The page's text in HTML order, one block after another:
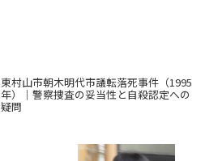
東村山市朝木明代市議転落死事件（1995
年）｜警察捜査の妥当性と自殺認定への
疑問